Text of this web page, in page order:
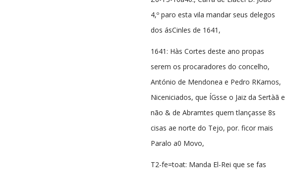
4,º paro esta vila mandar seus delegos
dos ásCinles de 1641,
1641: Hàs Cortes deste ano propas
serem os procaradores do concelho,
António de Mendonea e Pedro RKamos,
Niceniciados, que ÍGsse o Jaiz da Sertàã e
não & de Abramtes quem tlançasse 8s
cisas ae norte do Tejo, por. ficor mais
Paralo a0 Movo,
T2-fe=toat: Manda El-Rei que se fas